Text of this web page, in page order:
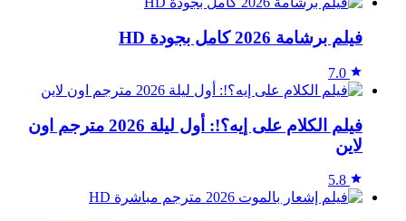
فيلم برشامة 2026 كامل بجودة HD
7.0
فيلم الكلام على إيه؟!: أول ليلة 2026 مترجم اون
لاين
5.8